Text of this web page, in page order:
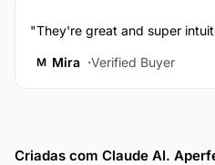
"They're great and super
M Mira Verified Buyer
Criadas com Claude AI.